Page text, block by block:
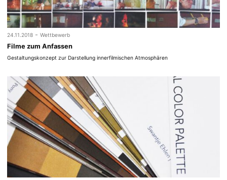
24.11.2018 - Wettbewerb
Filme zum Anfassen
Gestaltungskonzept zur Darstellung innerfilmischen Atmosphären